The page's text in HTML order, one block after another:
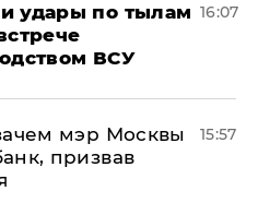
удары по тылам
ВСУ
16:07
мэр Москвы
призвав
15:57